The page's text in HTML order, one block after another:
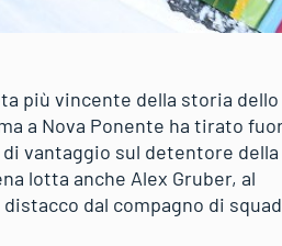
più vincente della storia dello
a Nova Ponente ha tirato
vantaggio sul detentore della
lotta anche Alex Gruber, al
dal compagno di